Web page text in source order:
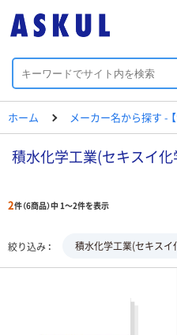
ホーム メーカー名から探す - 【
積水化学工業(セキスイ
2件（6商品）中 1～2件を表示
絞り込み 積水化学工業(セキスイ